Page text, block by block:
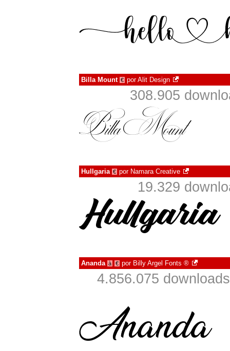
Billa Mount € porAlit Design
308.905
Hullgaria € por Namara Creative
19.329
Ananda à € por Billy Argel Fonts ®
4.856.075